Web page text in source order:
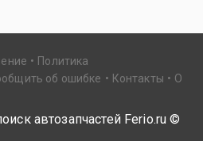
Политика
об ошибке Контакты
О
автозапчастей Ferio.ru ©